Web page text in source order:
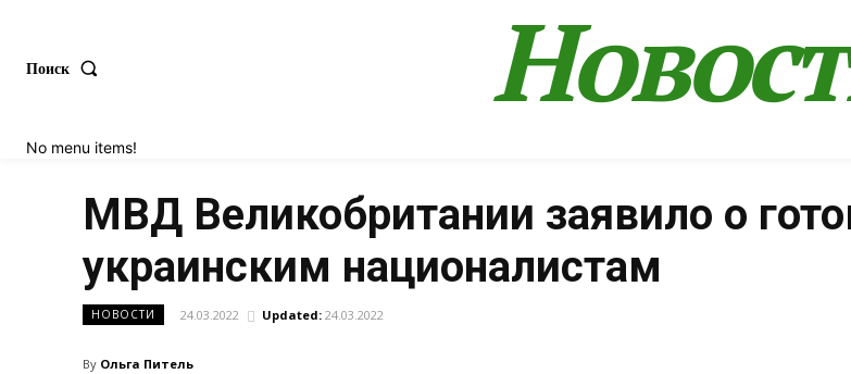
Поиск
No menu items!
МВД Великобритании заявило о
украинским националистам
НОВОСТИ 24.03.2022 Updated: 24.03.2022
By Ольга Питель